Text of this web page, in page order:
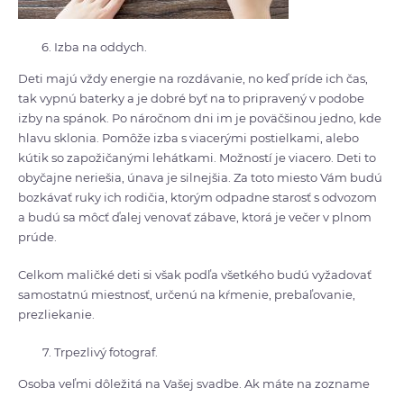
Izba na oddych.
Deti majú vždy energie na rozdávanie, no keď príde ich čas,
tak vypnú baterky a je dobré byť na to pripravený v podobe
izby na spánok. Po náročnom dni im je poväčšinou jedno, kde
hlavu sklonia. Pomôže izba s viacerými postielkami, alebo
kútik so zapožičanými lehátkami. Možností je viacero. Deti to
obyčajne neriešia, únava je silnejšia. Za toto miesto Vám budú
bozkávať ruky ich rodičia, ktorým odpadne starosť s odvozom
a budú sa môcť ďalej venovať zábave, ktorá je večer v plnom
prúde.
Celkom maličké deti si však podľa všetkého budú vyžadovať
samostatnú miestnosť, určenú na kŕmenie, prebaľovanie,
prezliekanie.
Trpezlivý fotograf.
Osoba veľmi dôležitá na Vašej svadbe. Ak máte na zozname